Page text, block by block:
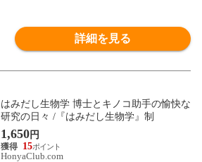
詳細を見る
はみだし生物学 博士とキノコ助手の愉快な
研究の日々 /『はみだし生物学』制
1,650円
15
HonyaClub.com